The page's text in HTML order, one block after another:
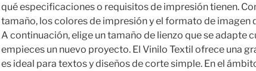
qué especificaciones o requisitos de impresión tienen.
tamaño, los colores de impresión y el formato de imagen
A continuación, elige un tamaño de lienzo que se adapte
empieces un nuevo proyecto. El Vinilo Textil ofrece una
es ideal para textos y diseños de corte simple. En el